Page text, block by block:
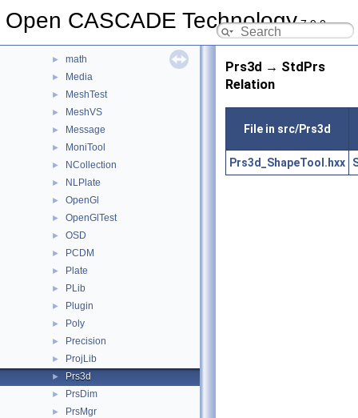
Open CASCADE Technology7.9.0
MAT
► math
► Media
► MeshTest
► MeshVS
► Message
► MoniTool
► NCollection
► NLPlate
► OpenGl
► OpenGlTest
► OSD
► PCDM
► Plate
► PLib
► Plugin
► Poly
► Precision
► ProjLib
► Prs3d
► PrsDim
► PrsMgr
Prs3d → StdPrs
Relation
File in src/Prs3d
Prs3d_ShapeTool.hxx